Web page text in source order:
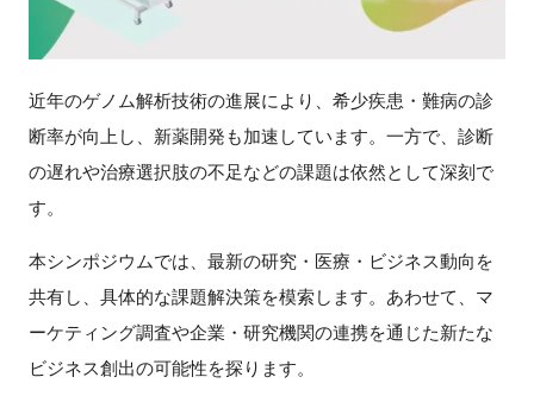
ニュース・掲示板
LINK-Jを知る
特別会員
FAQ
イベントお知らせメール登録
近年のゲノム解析技術の進展により、希少疾患・難病の診
断率が向上し、新薬開発も加速しています。一方で、診断
の遅れや治療選択肢の不足などの課題は依然として深刻で
す。
本シンポジウムでは、最新の研究・医療・ビジネス動向を
共有し、具体的な課題解決策を模索します。あわせて、マ
ーケティング調査や企業・研究機関の連携を通じた新たな
ビジネス創出の可能性を探ります。